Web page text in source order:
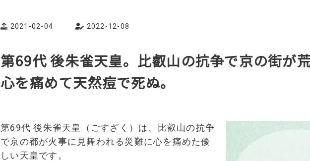
2021-02-04 2022-12-08
第69代 後朱雀天皇。比叡山の抗争で京の街が荒
心を痛めて天然痘で死ぬ。
第69代 後朱雀天皇（ごすざく）は、比叡山の抗争
で京の都が火事に見舞われる災難に心を痛めた優
しい天皇です。